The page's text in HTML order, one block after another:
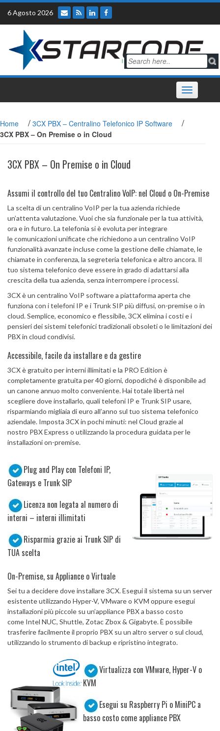
Skip
content
6 Agosto 2026
Toggle
navigation
Home / 3CX PBX – Centralino Telefonico IP Software /
3CX PBX – On Premise o in Cloud
3CX PBX – On Premise o in Cloud
Assumi il controllo del tuo Centralino VoIP: nel Cloud o On-Premise
La scelta di un centralino VoIP per la tua azienda richiede
un’attenta valutazione. Vuoi che sia funzionale per la tua attività,
ora e in futuro. La telefonia si è evoluta per integrare
le comunicazioni unificate che richiedono a un centralino VoIP
funzionalità avanzate incluse come la gestione delle chiamate, le
chiamate in conferenza, la segreteria telefonica e altro ancora. Il
tuo sistema telefonico deve essere in grado di adattarsi alla
crescita della tua azienda, senza interrompere i processi.
3CX è un centralino VoIP software a piattaforma aperta che
funziona con i telefoni IP e i Trunk SIP più diffusi, on-premise o in
cloud. Semplice, economico e flessibile, 3CX elimina i costi e i
pensieri dei sistemi telefonici tradizionali obsoleti o le limitazioni dei
PBX in cloud condivisi.
Accessibile, facile da installare e da gestire
3CX è gratuito per interni illimitati e la PRO Edition è
completamente gratuita per 40 giorni, dopodiché è disponibile ad
un canone annuo molto conveniente. Hai totale libertà nel
scegliere dove installarlo, quali telefoni IP e Trunk SIP usare,
risparmiando migliaia di euro all’anno sul tuo sistema telefonico
aziendale. Imposta 3CX in pochi minuti: nel Cloud grazie al
nostro PBX Express o utilizzando la procedura guidata per le
installazioni on-premise.
Plug and Play con Telefoni IP,
Gateways e Trunk SIP
Licenza non legata al numero di
interni – interni illimitati
Risparmia grazie ai Trunk SIP di
TUA scelta
On-Premise, su Appliance o Virtuale
Sei tu a decidere dove installare 3CX. Esegui il sistema su un server
esistente utilizzando Hyper-V, VMware o KVM oppure esegui
installazioni più piccole su un’appliance PBX a basso costo
come Intel NUC, Shuttle, Zotac Zbox & Gigabyte. È possibile
trasferire facilmente il proprio PBX su un altro server o sul cloud,
utilizzando lo strumento di backup e ripristino integrato.
Virtualizza con VMware, Hyper-V o
KVM
Esegui su Raspberry Pi o MiniPC a
basso costo come appliance PBX